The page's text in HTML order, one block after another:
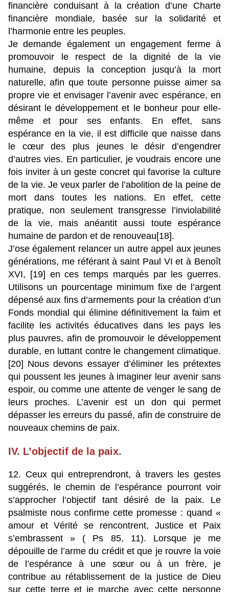
financière conduisant à la création d’une Charte
financière mondiale, basée sur la solidarité et
l’harmonie entre les peuples.
Je demande également un engagement ferme à
promouvoir le respect de la dignité de la vie
humaine, depuis la conception jusqu’à la mort
naturelle, afin que toute personne puisse aimer sa
propre vie et envisager l’avenir avec espérance, en
désirant le développement et le bonheur pour elle-
même et pour ses enfants. En effet, sans
espérance en la vie, il est difficile que naisse dans
le cœur des plus jeunes le désir d’engendrer
d’autres vies. En particulier, je voudrais encore une
fois inviter à un geste concret qui favorise la culture
de la vie. Je veux parler de l’abolition de la peine de
mort dans toutes les nations. En effet, cette
pratique, non seulement transgresse l’inviolabilité
de la vie, mais anéantit aussi toute espérance
humaine de pardon et de renouveau[18].
J’ose également relancer un autre appel aux jeunes
générations, me référant à saint Paul VI et à Benoît
XVI, [19] en ces temps marqués par les guerres.
Utilisons un pourcentage minimum fixe de l’argent
dépensé aux fins d’armements pour la création d’un
Fonds mondial qui élimine définitivement la faim et
facilite les activités éducatives dans les pays les
plus pauvres, afin de promouvoir le développement
durable, en luttant contre le changement climatique.
[20] Nous devons essayer d’éliminer les prétextes
qui poussent les jeunes à imaginer leur avenir sans
espoir, ou comme une attente de venger le sang de
leurs proches. L’avenir est un don qui permet
dépasser les erreurs du passé, afin de construire de
nouveaux chemins de paix.
IV. L’objectif de la paix.
12. Ceux qui entreprendront, à travers les gestes
suggérés, le chemin de l’espérance pourront voir
s’approcher l’objectif tant désiré de la paix. Le
psalmiste nous confirme cette promesse : quand «
amour et Vérité se rencontrent, Justice et Paix
s’embrassent » ( Ps 85, 11). Lorsque je me
dépouille de l’arme du crédit et que je rouvre la voie
de l’espérance à une sœur ou à un frère, je
contribue au rétablissement de la justice de Dieu
sur cette terre et je marche avec cette personne